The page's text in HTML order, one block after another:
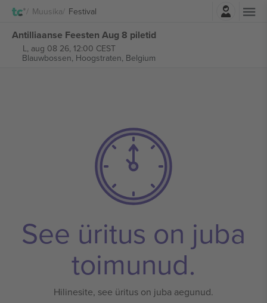
Muusika Festival
Antilliaanse Feesten Aug 8 piletid
L, aug 08 26, 12:00 CEST
Blauwbossen, Hoogstraten, Belgium
See üritus on juba
toimunud.
Hilinesite, see üritus on juba aegunud.